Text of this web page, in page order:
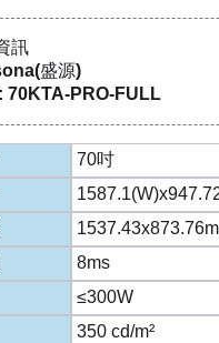
訊
盛源)
70KTA-PRO-FULL
70吋
8ms
≤300W
350 cd/m²